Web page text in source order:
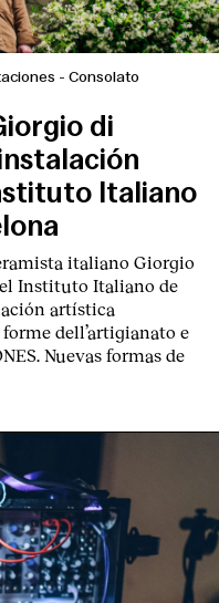
- Consolato
di
Italiano
italiano Giorgio
Instituto Italiano de
artística
dell’artigianato e
Nuevas formas de